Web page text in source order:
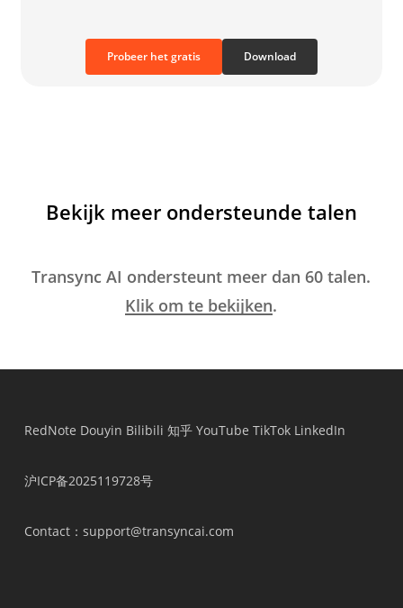
Probeer het gratis Download
Bekijk meer ondersteunde talen
Transync AI ondersteunt meer dan 60 talen.
Klik om te bekijken.
RedNote Douyin Bilibili 知乎 YouTube TikTok LinkedIn
沪ICP备2025119728号
Contact：support@transyncai.com